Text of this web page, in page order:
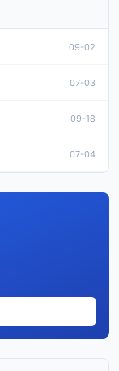
09-02
07-03
09-18
07-04